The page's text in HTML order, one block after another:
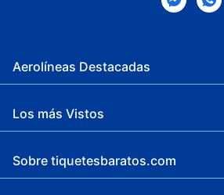
Estacionamiento sin
Solárium
Renta de computadoras
Ruta de viaje accesible
Aerolíneas Destacadas
Los más Vistos
Sobre tiquetesbaratos.com